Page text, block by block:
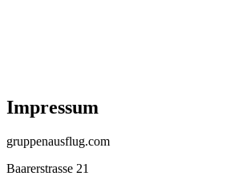
Impressum
gruppenausflug.com
Baarerstrasse 21